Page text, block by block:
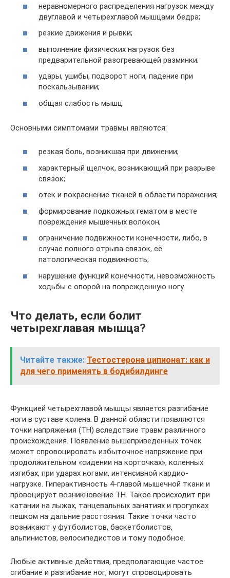
неравномерного распределения нагрузок между
двуглавой и четырехглавой мышцами бедра;
резкие движения и рывки;
выполнение физических нагрузок без
предварительной разогревающей разминки;
удары, ушибы, подворот ноги, падение при
поскальзывании;
общая слабость мышц.
Основными симптомами травмы являются:
резкая боль, возникшая при движении;
характерный щелчок, возникающий при разрыве
связок;
отек и покраснение тканей в области поражения;
формирование подкожных гематом в месте
повреждения мышечных волокон;
ограничение подвижности конечности, либо, в
случае полного отрыва связок, её
патологическая подвижность;
нарушение функций конечности, невозможность
ходьбы с опорой на поврежденную ногу.
Что делать, если болит
четырехглавая мышца?
Читайте также: Тестостерона ципионат: как и
для чего применять в бодибилдинге
Функцией четырехглавой мышцы является разгибание
ноги в суставе колена. В данной области появляются
точки напряжения (ТН) вследствие травм различного
происхождения. Появление вышеприведенных точек
может спровоцировать избыточное напряжение при
продолжительном «сидении на корточках», коленных
изгибах, при ударах ногами, интенсивной кардио-
нагрузке. Гиперактивность 4-главой мышечной ткани и
провоцирует возникновение ТН. Такое происходит при
катании на лыжах, танцевальных занятиях и прогулках
пешком на дальние расстояния. Такие точки часто
возникают у футболистов, баскетболистов,
альпинистов, велосипедистов и тому подобное.
Любые активные действия, предполагающие частое
сгибание и разгибание ног, могут спровоцировать